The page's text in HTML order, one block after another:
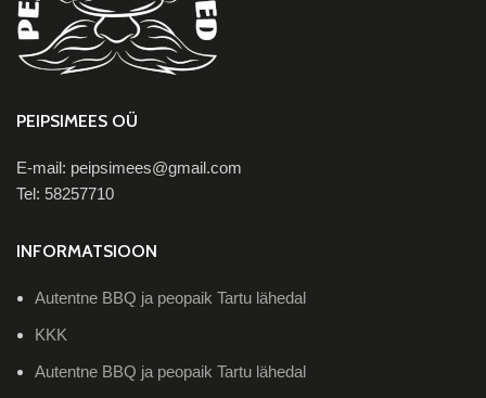
PEIPSIMEES OÜ
E-mail: peipsimees@gmail.com
Tel: 58257710
INFORMATSIOON
Autentne BBQ ja peopaik Tartu lähedal
KKK
Autentne BBQ ja peopaik Tartu lähedal